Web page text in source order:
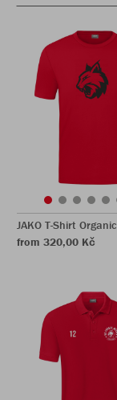
JAKO T-Shirt Organic
from 320,00 Kč